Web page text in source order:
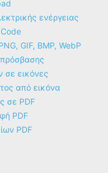
ενέργειας
GIF, BMP, WebP
σε εικόνες
από εικόνα
σε PDF
PDF
PDF